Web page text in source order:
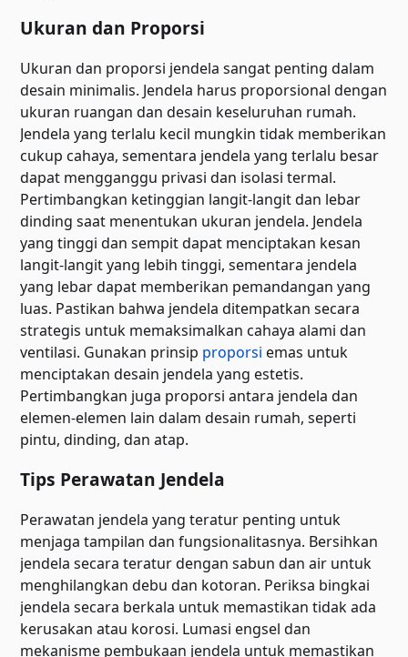
Ukuran dan Proporsi
Ukuran dan proporsi jendela sangat penting dalam
desain minimalis. Jendela harus proporsional dengan
ukuran ruangan dan desain keseluruhan rumah.
Jendela yang terlalu kecil mungkin tidak memberikan
cukup cahaya, sementara jendela yang terlalu besar
dapat mengganggu privasi dan isolasi termal.
Pertimbangkan ketinggian langit-langit dan lebar
dinding saat menentukan ukuran jendela. Jendela
yang tinggi dan sempit dapat menciptakan kesan
langit-langit yang lebih tinggi, sementara jendela
yang lebar dapat memberikan pemandangan yang
luas. Pastikan bahwa jendela ditempatkan secara
strategis untuk memaksimalkan cahaya alami dan
ventilasi. Gunakan prinsip proporsi emas untuk
menciptakan desain jendela yang estetis.
Pertimbangkan juga proporsi antara jendela dan
elemen-elemen lain dalam desain rumah, seperti
pintu, dinding, dan atap.
Tips Perawatan Jendela
Perawatan jendela yang teratur penting untuk
menjaga tampilan dan fungsionalitasnya. Bersihkan
jendela secara teratur dengan sabun dan air untuk
menghilangkan debu dan kotoran. Periksa bingkai
jendela secara berkala untuk memastikan tidak ada
kerusakan atau korosi. Lumasi engsel dan
mekanisme pembukaan jendela untuk memastikan